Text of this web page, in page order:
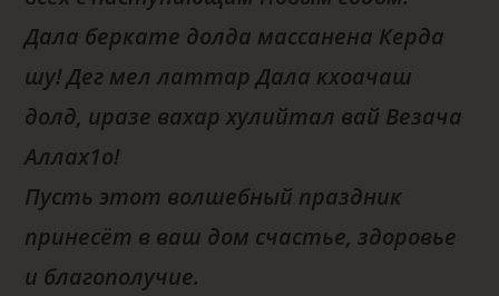
Дала беркате долда массанена Керда
шу! Дег мел латтар Дала кхоачаш
долд, иразе вахар хулийтал вай Везача
Аллах1о!
Пусть этот волшебный праздник
принесёт в ваш дом счастье, здоровье
и благополучие.